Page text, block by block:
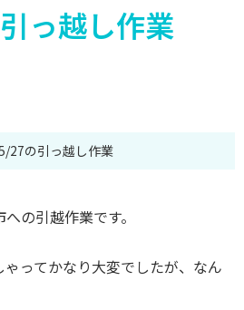
っ越し作業
27の引っ越し作業
の引越作業です。
ってかなり大変でしたが、なん